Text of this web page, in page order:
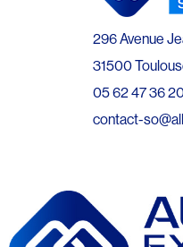
296 Avenue
31500
05 62 47 36
contact-